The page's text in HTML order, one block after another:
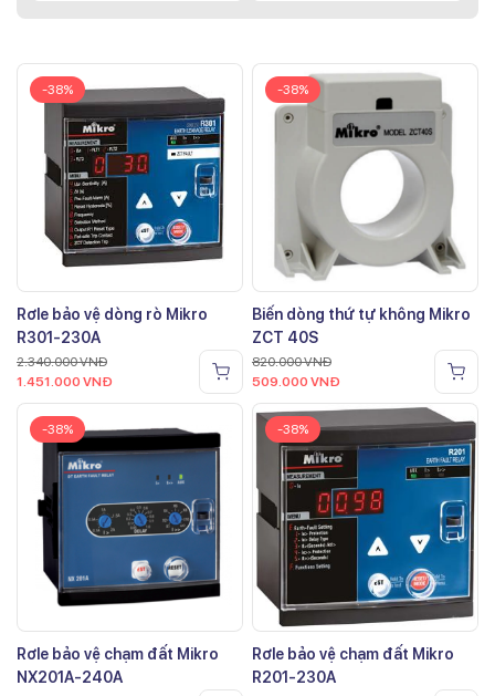
-38%
Rơle bảo vệ dòng rò Mikro
R301-230A
2.340.000VNĐ
1.451.000 VNĐ
-38%
Biến dòng thứ tự không Mikro
ZCT 40S
820.000VNĐ
509.000 VNĐ
-38%
Rơle bảo vệ chạm đất Mikro
NX201A-240A
-38%
Rơle bảo vệ chạm đất Mikro
R201-230A